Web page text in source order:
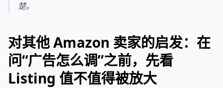
楚。
对其他 Amazon 卖家的启发：在
问“广告怎么调”之前，先看
Listing 值不值得被放大